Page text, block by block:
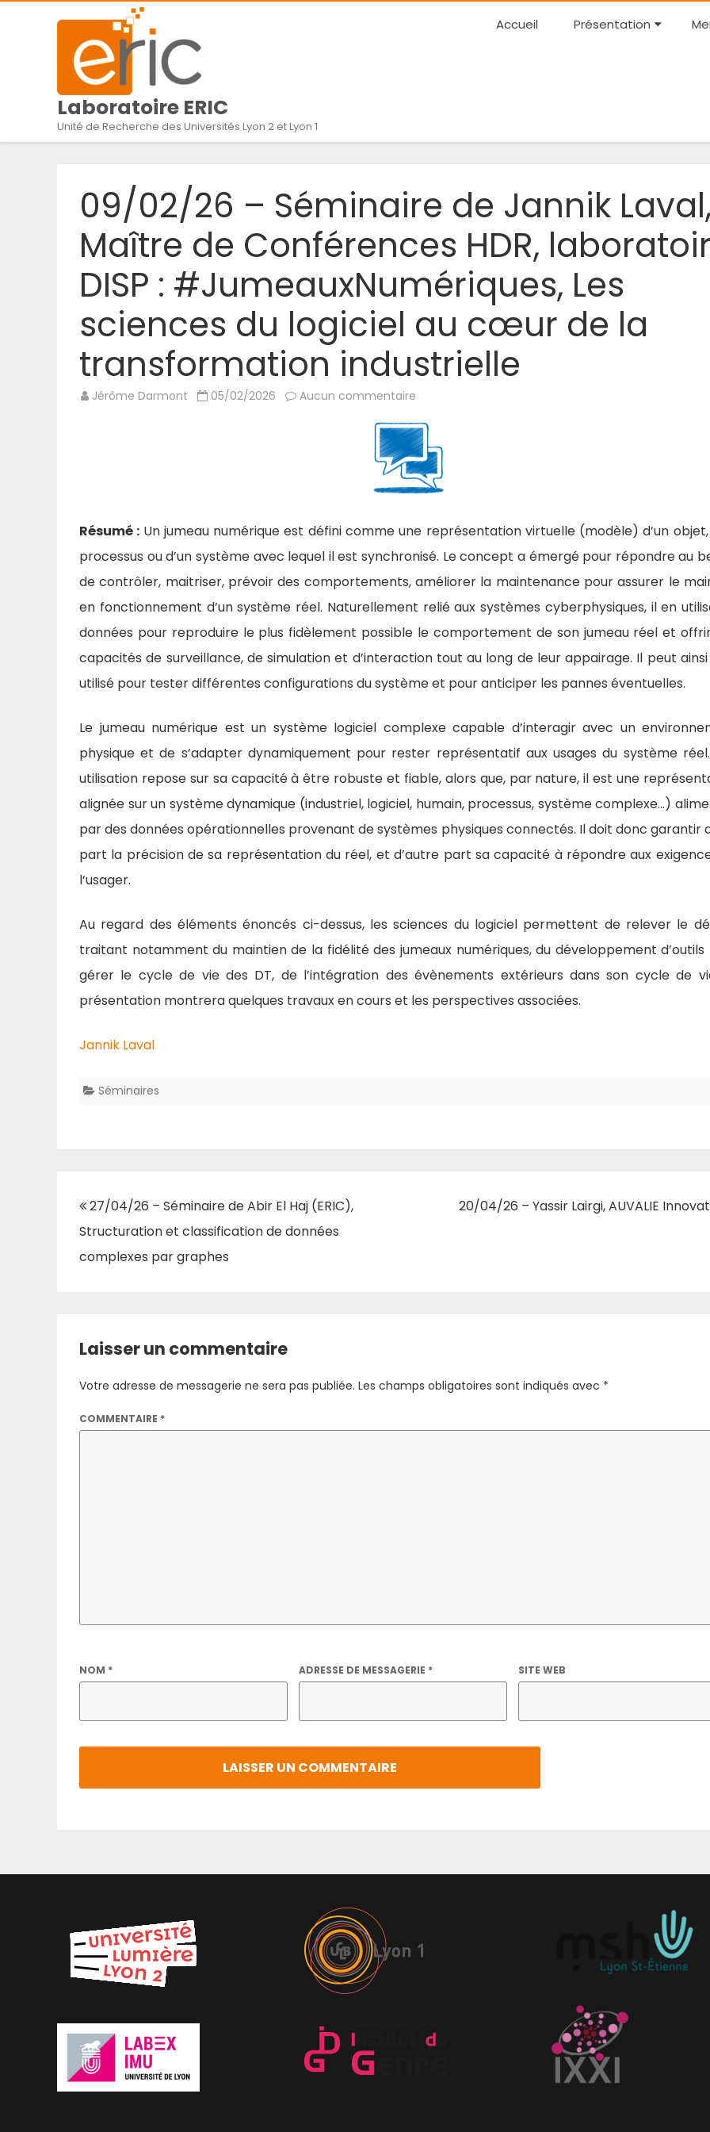
Laboratoire ERIC
Unité de Recherche des Universités Lyon 2 et Lyon 1
Accueil Présentation
09/02/26 – Séminaire de Jannik
Maître de Conférences HDR,
DISP : #JumeauxNumériques, Les
sciences du logiciel au cœur de la
transformation industrielle
Jérôme Darmont 05/02/2026 Aucun commentaire
Séminaire
de
Jannik
Laval,
Maître
de
Conférences
DISP
:
#JumeauxNumériques,
Les
sciences
du
au
de
la
transformation
industrielle
Résumé : Un jumeau numérique est défini comme une représentation virtuelle (modèle) d’un objet,
processus ou d’un système avec lequel il est synchronisé. Le concept a émergé pour répondre au
de contrôler, maitriser, prévoir des comportements, améliorer la maintenance pour assurer le
en fonctionnement d’un système réel. Naturellement relié aux systèmes cyberphysiques, il en
données pour reproduire le plus fidèlement possible le comportement de son jumeau réel et
capacités de surveillance, de simulation et d’interaction tout au long de leur appairage. Il peut
utilisé pour tester différentes configurations du système et pour anticiper les pannes éventuelles.
Le jumeau numérique est un système logiciel complexe capable d’interagir avec un
physique et de s’adapter dynamiquement pour rester représentatif aux usages du système
utilisation repose sur sa capacité à être robuste et fiable, alors que, par nature, il est une
alignée sur un système dynamique (industriel, logiciel, humain, processus, système complexe…)
par des données opérationnelles provenant de systèmes physiques connectés. Il doit donc garantir
part la précision de sa représentation du réel, et d’autre part sa capacité à répondre aux
l’usager.
Au regard des éléments énoncés ci-dessus, les sciences du logiciel permettent de relever le
traitant notamment du maintien de la fidélité des jumeaux numériques, du développement d’outils
gérer le cycle de vie des DT, de l’intégration des évènements extérieurs dans son cycle de
présentation montrera quelques travaux en cours et les perspectives associées.
Jannik Laval
Séminaires
Navigation
de
l’article
27/04/26 – Séminaire de Abir El Haj (ERIC),
Structuration et classification de données
complexes par graphes
20/04/26 – Yassir Lairgi, AUVALIE
Laisser un commentaire
Votre adresse de messagerie ne sera pas publiée. Les champs obligatoires sont indiqués avec *
COMMENTAIRE *
NOM * ADRESSE DE MESSAGERIE * SITE WEB